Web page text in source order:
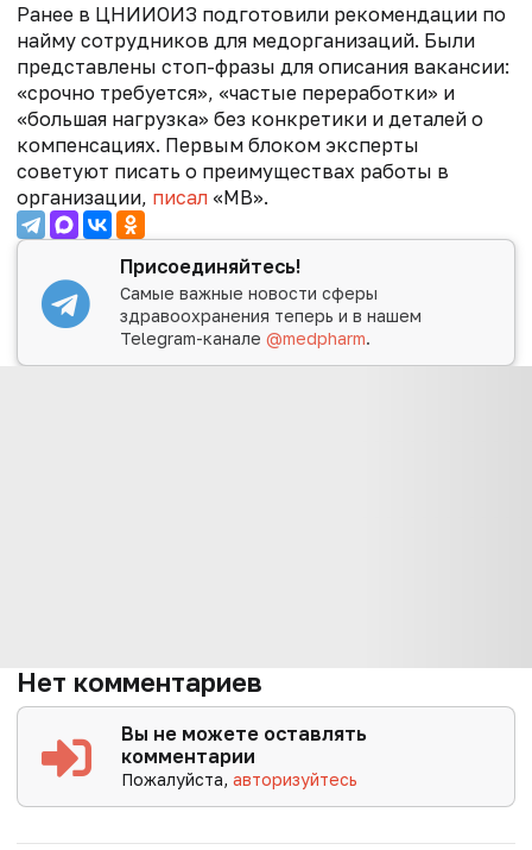
Ранее в ЦНИИОИЗ подготовили рекомендации по
найму сотрудников для медорганизаций. Были
представлены стоп-фразы для описания вакансии:
«срочно требуется», «частые переработки» и
«большая нагрузка» без конкретики и деталей о
компенсациях. Первым блоком эксперты
советуют писать о преимуществах работы в
организации, писал «МВ».
Присоединяйтесь!
Самые важные новости сферы
здравоохранения теперь и в нашем
Telegram-канале@medpharm.
Нет комментариев
Вы не можете оставлять
комментарии
Пожалуйста,авторизуйтесь